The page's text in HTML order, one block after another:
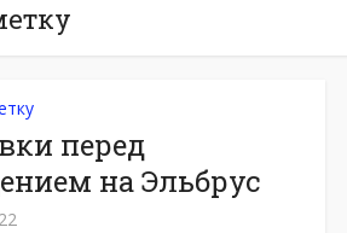
перед
на Эльбрус